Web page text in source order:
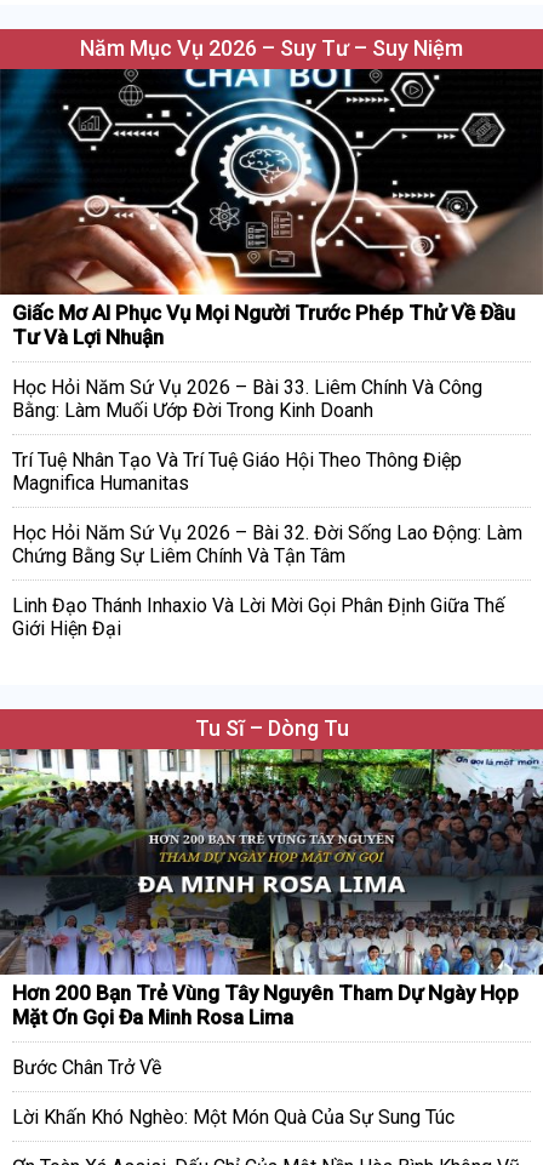
Năm Mục Vụ 2026 – Suy Tư – Suy Niệm
Giấc Mơ AI Phục Vụ Mọi Người Trước Phép Thử Về Đầu
Tư Và Lợi Nhuận
Học Hỏi Năm Sứ Vụ 2026 – Bài 33. Liêm Chính Và Công
Bằng: Làm Muối Ướp Đời Trong Kinh Doanh
Trí Tuệ Nhân Tạo Và Trí Tuệ Giáo Hội Theo Thông Điệp
Magnifica Humanitas
Học Hỏi Năm Sứ Vụ 2026 – Bài 32. Đời Sống Lao Động: Làm
Chứng Bằng Sự Liêm Chính Và Tận Tâm
Linh Đạo Thánh Inhaxio Và Lời Mời Gọi Phân Định Giữa Thế
Giới Hiện Đại
Tu Sĩ – Dòng Tu
Hơn 200 Bạn Trẻ Vùng Tây Nguyên Tham Dự Ngày Họp
Mặt Ơn Gọi Đa Minh Rosa Lima
Bước Chân Trở Về
Lời Khấn Khó Nghèo: Một Món Quà Của Sự Sung Túc